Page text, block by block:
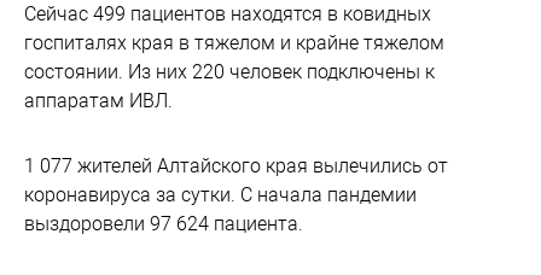
Сейчас 499 пациентов находятся в ковидных
госпиталях края в тяжелом и крайне тяжелом
состоянии. Из них 220 человек подключены к
аппаратам ИВЛ.
1 077 жителей Алтайского края вылечились от
коронавируса за сутки. С начала пандемии
выздоровели 97 624 пациента.